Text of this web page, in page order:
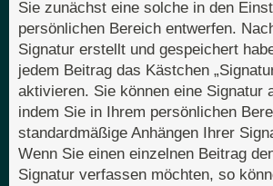
Sie zunächst eine solche in den
persönlichen Bereich entwerfen.
Signatur erstellt und gespeichert
jedem Beitrag das Kästchen
aktivieren. Sie können eine Signatur
indem Sie in Ihrem persönlichen
standardmäßige Anhängen Ihrer
Wenn Sie einen einzelnen Beitrag
Signatur verfassen möchten, so